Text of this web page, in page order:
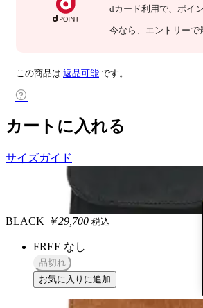
dカード利用で、 ポイ
今なら 、エントリーで
この商品は 返品可能 です。
カートに入れる
サイズガイド
BLACK ￥29,700 税込
FREE なし
品切れ
お気に入りに追加